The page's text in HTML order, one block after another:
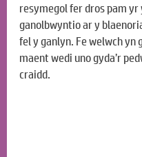
resymegol fer dros pam yr
ganolbwyntio ar y
fel y ganlyn. Fe welwch yn
maent wedi uno gyda’r
craidd.